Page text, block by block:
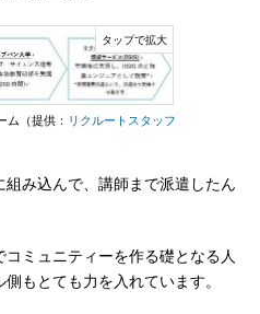
ム（提供： リクルートスタッフ
み込んで、講師まで派遣したん
ミュニティーを作る礎となる人
もとても力を入れています。